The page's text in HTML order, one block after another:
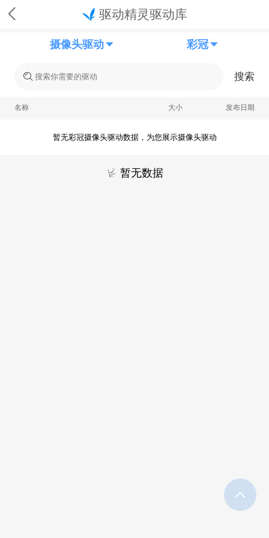
驱动精灵驱动库
摄像头驱动 彩冠
搜索
名称 大小 发布日期
暂无彩冠摄像头驱动数据，为您展示摄像头驱动
暂无数据